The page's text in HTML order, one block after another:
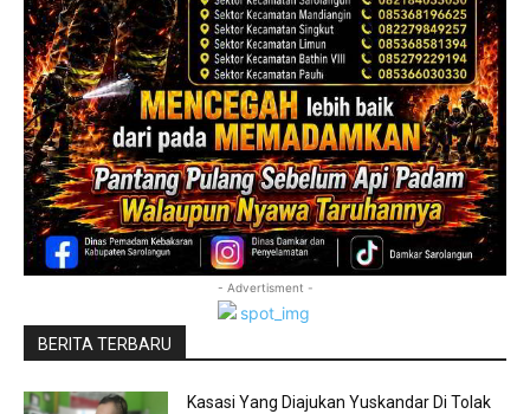
- Advertisment -
BERITA TERBARU
Kasasi Yang Diajukan Yuskandar Di Tolak